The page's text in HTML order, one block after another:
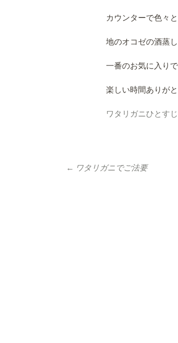
カウンターで色々
地のオコゼの酒蒸
一番のお気に入りで
楽しい時間ありが
ワタリガニひとす
← ワタリガニでご法要